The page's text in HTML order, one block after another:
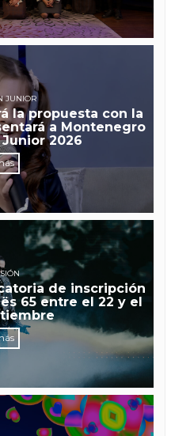
JUNIOR
la propuesta con la
a Montenegro
2026
de inscripción
65 entre el 22 y el